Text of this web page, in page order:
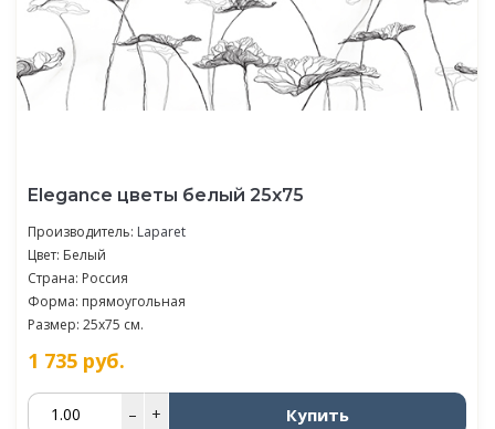
Elegance цветы белый 25х75
Производитель: Laparet
Цвет: Белый
Страна: Россия
Форма: прямоугольная
Размер: 25x75 см.
1 735 руб.
– + Купить